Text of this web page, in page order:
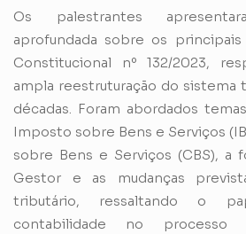
Os palestrantes
aprofundada sobre os
Constitucional nº 132/2023,
ampla reestruturação do sistema
décadas. Foram abordados
Imposto sobre Bens e Serviços
sobre Bens e Serviços (CBS), a
Gestor e as mudanças
tributário, ressaltando o
contabilidade no